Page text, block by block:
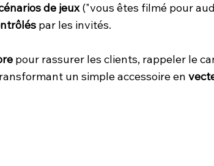
de jeux("vous êtes filmé pour
par les invités.
pour rassurer les clients, rappeler le
un simple accessoire en